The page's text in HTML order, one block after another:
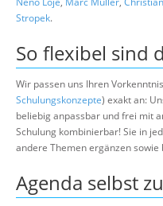
Stropek.
So flexibel sind
Wir passen uns Ihren
Schulungskonzepte) exakt an:
beliebig anpassbar und frei mit
Schulung kombinierbar! Sie in
andere Themen ergänzen
Agenda selbst